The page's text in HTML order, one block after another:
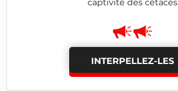
captivité des cétacés
INTERPELLEZ-LES